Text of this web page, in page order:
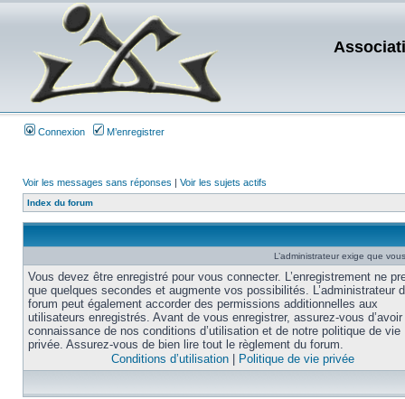
Connexion M’enregistrer
Voir les messages sans réponses | Voir les sujets actifs
Index du forum
L’administrateur exige que
Vous devez être enregistré pour vous connecter. L’enregistrement ne
que quelques secondes et augmente vos possibilités. L’administrateur
forum peut également accorder des permissions additionnelles aux
utilisateurs enregistrés. Avant de vous enregistrer, assurez-vous
connaissance de nos conditions d’utilisation et de notre politique de vie
privée. Assurez-vous de bien lire tout le règlement du forum.
Conditions d’utilisation
Politique de vie privée